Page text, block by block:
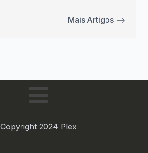
Mais Artigos
Copyright 2024 Plex